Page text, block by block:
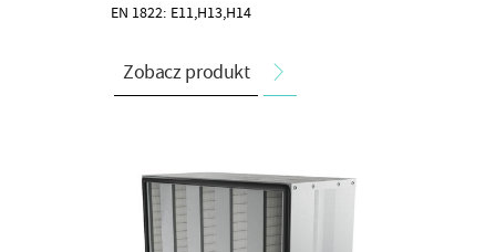
EN 1822: E11,H13,H14
Zobacz produkt